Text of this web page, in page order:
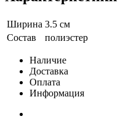
Ширина 3.5 см
Состав
полиэстер
Наличие
Доставка
Оплата
Информация